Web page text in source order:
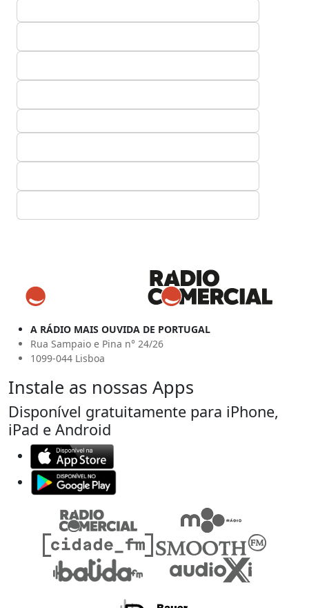
A RÁDIO MAIS OUVIDA DE PORTUGAL
Rua Sampaio e Pina n° 24/26
1099-044 Lisboa
Instale as nossas Apps
Disponível gratuitamente para iPhone,
iPad e Android